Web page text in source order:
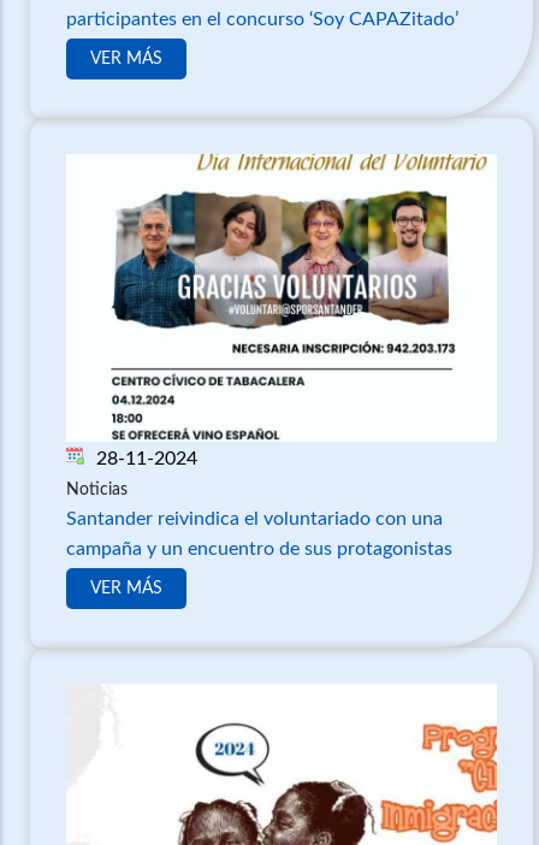
participantes en el concurso ‘Soy CAPAZitado’
VER MÁS
28-11-2024
Noticias
Santander reivindica el voluntariado con una
campaña y un encuentro de sus protagonistas
VER MÁS